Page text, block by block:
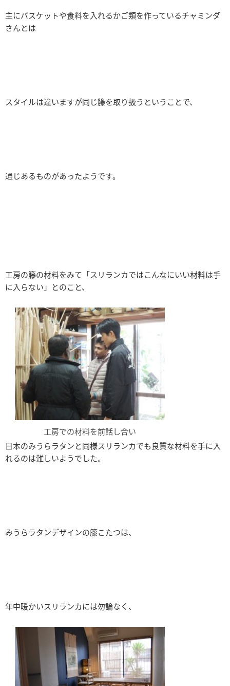
主にバスケットや食料を入れるかご類を作っているチャミンダ
さんとは
スタイルは違いますが同じ籐を取り扱うということで、
通じあるものがあったようです。
工房の籐の材料をみて「スリランカではこんなにいい材料は手
に入らない」とのこと、
工房での材料を前話し合い
日本のみうらラタンと同様スリランカでも良質な材料を手に入
れるのは難しいようでした。
みうらラタンデザインの籐こたつは、
年中暖かいスリランカには勿論なく、